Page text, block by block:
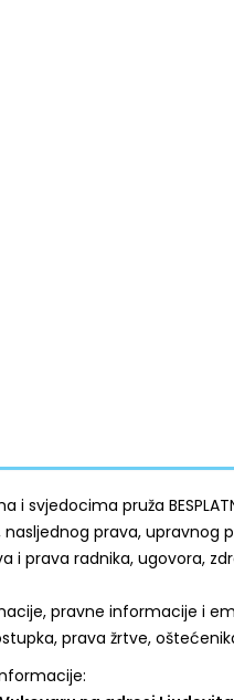
svjedocima pruža
prava, upravnog
i prava radnika, ugovora,
pravne informacije i
prava žrtve,